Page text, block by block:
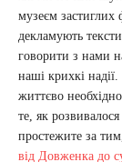
музеєм
декламують
говорити з нами
наші крихкі
життєво
те, як
простежите за
від Довженка до